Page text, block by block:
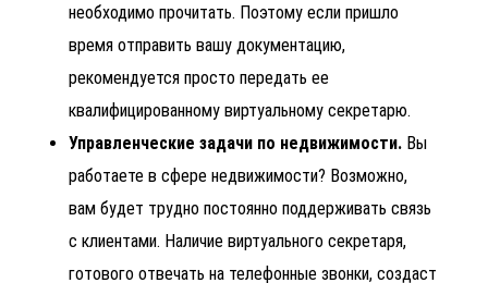
необходимо прочитать. Поэтому если пришло
время отправить вашу документацию,
рекомендуется просто передать ее
квалифицированному виртуальному секретарю.
Управленческие задачи по недвижимости. Вы
работаете в сфере недвижимости? Возможно,
вам будет трудно постоянно поддерживать связь
с клиентами. Наличие виртуального секретаря,
готового отвечать на телефонные звонки, создаст